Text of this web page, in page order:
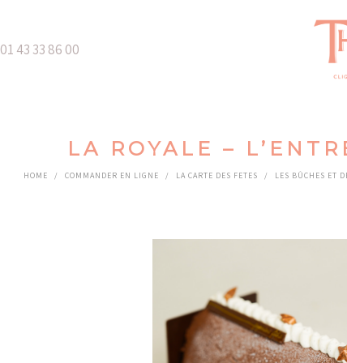
01 43 33 86 00
LA ROYALE –
HOME / COMMANDER EN LIGNE / LA CARTE DES FETES / LES BÛCHES ET